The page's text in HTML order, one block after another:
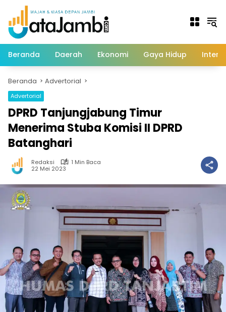
Langsung
konten
Beranda Daerah Ekonomi Gaya Hidup
Beranda Advertorial
Advertorial
DPRD Tanjungjabung Timur
Menerima Stuba Komisi II DPRD
Batanghari
Redaksi
1 Min Baca
22 Mei 2023